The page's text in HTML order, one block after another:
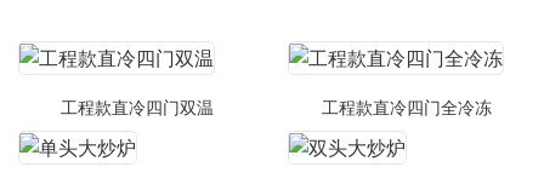
工程款直冷四门双温 工程款直冷四门全冷冻